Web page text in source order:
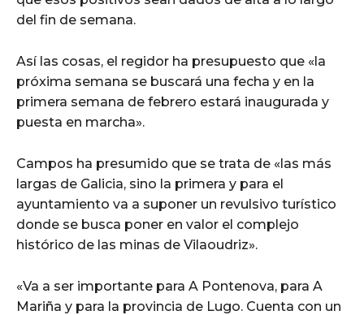
del fin de semana.
Así las cosas, el regidor ha presupuesto que «la
próxima semana se buscará una fecha y en la
primera semana de febrero estará inaugurada y
puesta en marcha».
Campos ha presumido que se trata de «las más
largas de Galicia, sino la primera y para el
ayuntamiento va a suponer un revulsivo turístico
donde se busca poner en valor el complejo
histórico de las minas de Vilaoudriz».
«Va a ser importante para A Pontenova, para A
Mariña y para la provincia de Lugo. Cuenta con un